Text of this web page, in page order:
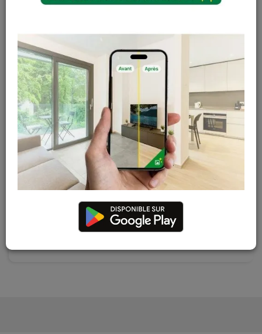
Magasin / Entrepôt
Gosselies
Court-St-Etienne Hors stock
Cuesmes 2 articles
Contactez Diffusion Menuiserie pour obtenir le temps de
réapprovisionnement pour ce produit
Les teintes, nuances et veinages des photos peuvent
varier par rapport au produit réel